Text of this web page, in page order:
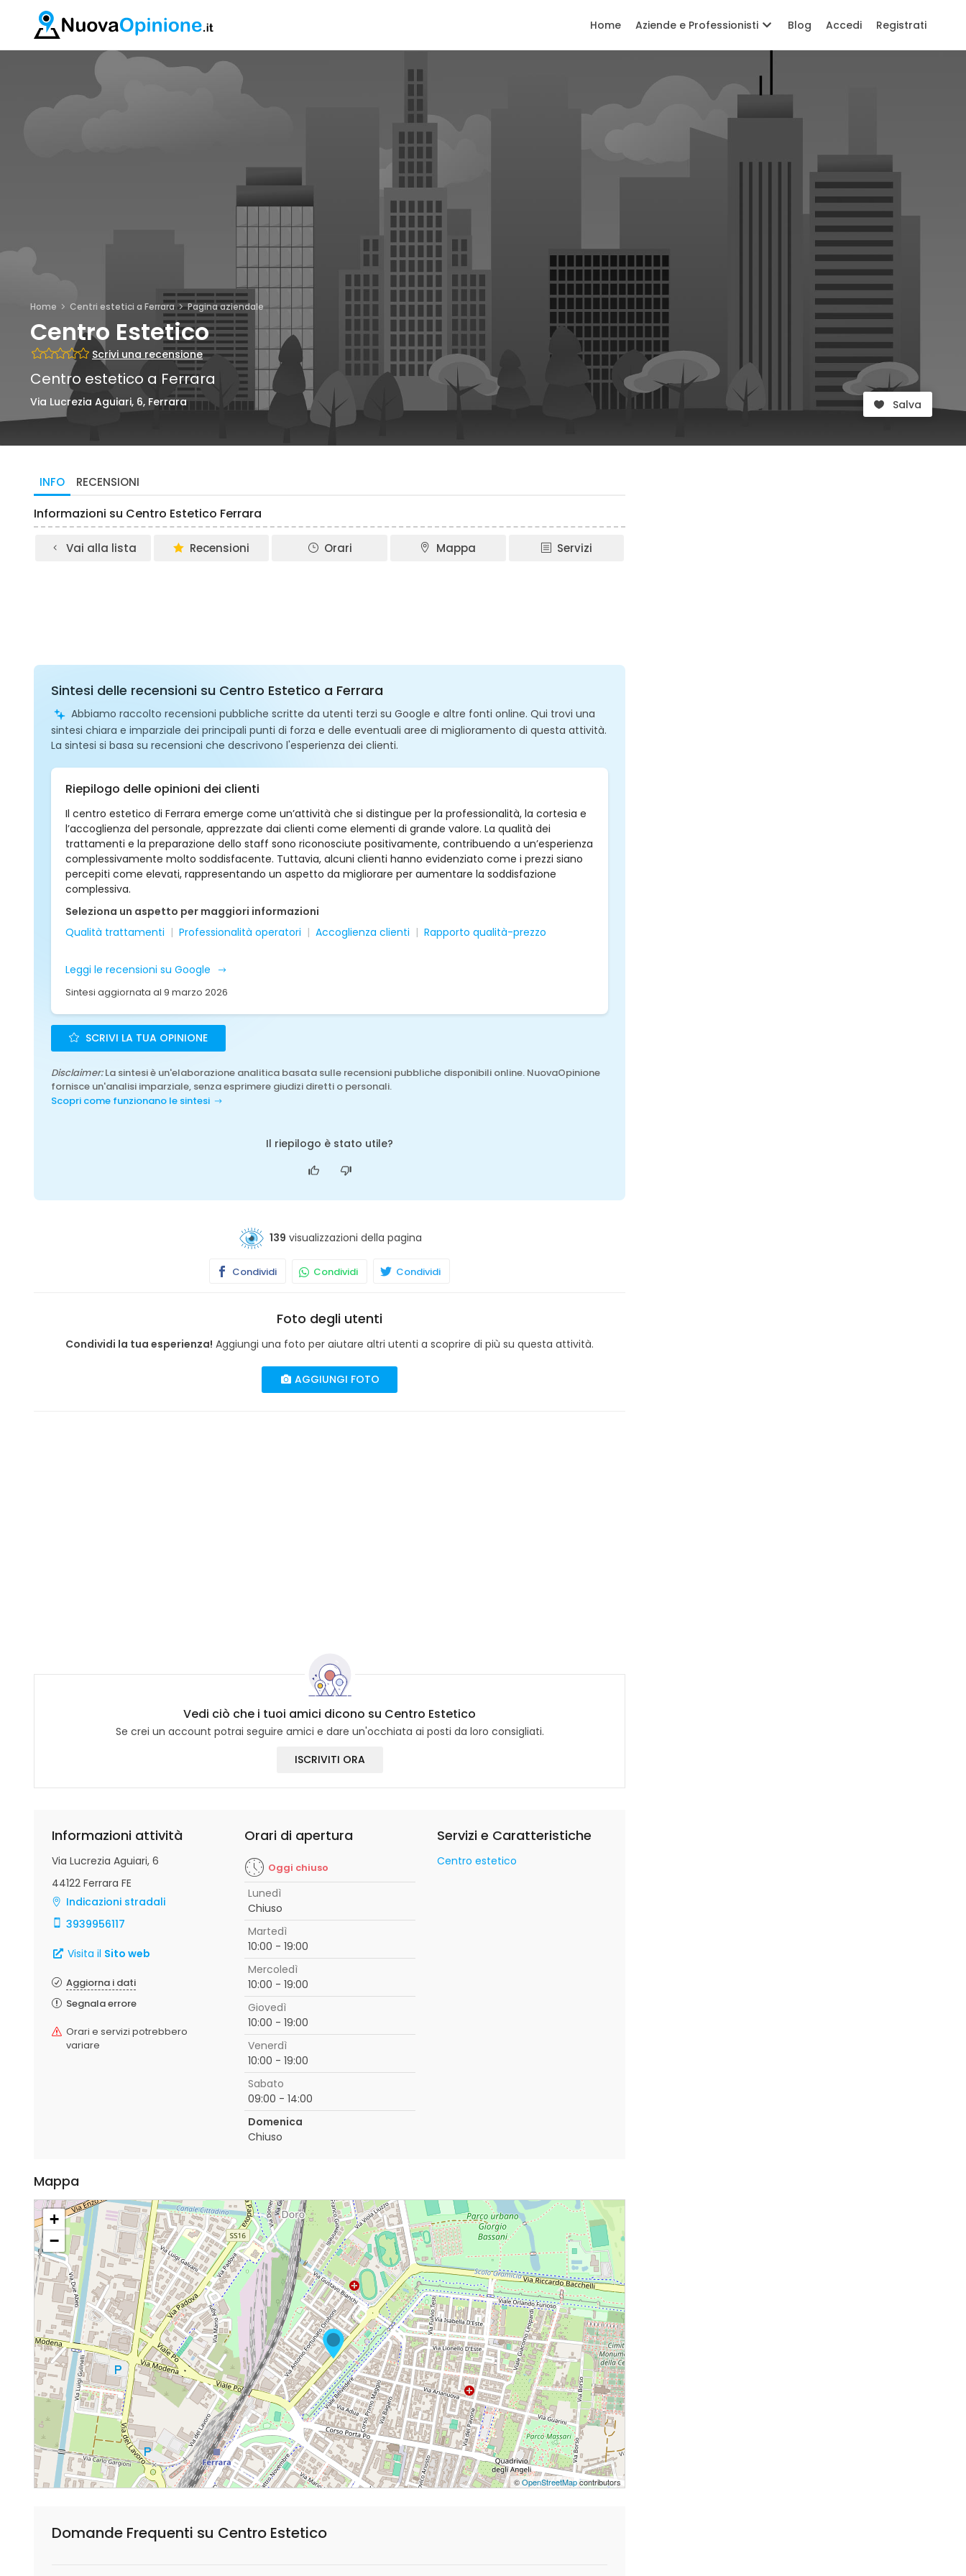
Home Aziende e Professionisti Blog Accedi Registrati
Home Centri estetici a Ferrara Pagina aziendale
Centro Estetico
Scrivi una recensione
Centro estetico a Ferrara
Via Lucrezia Aguiari, 6, Ferrara Salva
INFO RECENSIONI
Informazioni su Centro Estetico Ferrara
Vai alla lista Recensioni Orari Mappa Servizi
Sintesi delle recensioni su Centro Estetico a Ferrara
Abbiamo raccolto recensioni pubbliche scritte da utenti terzi su Google e altre fonti online. Qui trovi una
sintesi chiara e imparziale dei principali punti di forza e delle eventuali aree di miglioramento di questa attività.
La sintesi si basa su recensioni che descrivono l'esperienza dei clienti.
Riepilogo delle opinioni dei clienti
Il centro estetico di Ferrara emerge come un’attività che si distingue per la professionalità, la cortesia e
l’accoglienza del personale, apprezzate dai clienti come elementi di grande valore. La qualità dei
trattamenti e la preparazione dello staff sono riconosciute positivamente, contribuendo a un’esperienza
complessivamente molto soddisfacente. Tuttavia, alcuni clienti hanno evidenziato come i prezzi siano
percepiti come elevati, rappresentando un aspetto da migliorare per aumentare la soddisfazione
complessiva.
Seleziona un aspetto per maggiori informazioni
Qualità trattamenti
Professionalità operatori Accoglienza clienti Rapporto qualità-prezzo
Leggi le recensioni su Google
Sintesi aggiornata al 9 marzo 2026
SCRIVI LA TUA OPINIONE
Disclaimer:La sintesi è un'elaborazione analitica basata sulle recensioni pubbliche disponibili online. NuovaOpinione
fornisce un'analisi imparziale, senza esprimere giudizi diretti o personali.
Scopri come funzionano le sintesi
Il riepilogo è stato utile?
139 visualizzazioni della pagina
Condividi Condividi Condividi
Foto degli utenti
Condividi la tua esperienza! Aggiungi una foto per aiutare altri utenti a scoprire di più su questa attività.
AGGIUNGI FOTO
Vedi ciò che i tuoi amici dicono su Centro Estetico
Se crei un account potrai seguire amici e dare un'occhiata ai posti da loro consigliati.
ISCRIVITI ORA
Informazioni attività
Via Lucrezia Aguiari, 6
44122 Ferrara FE
Indicazioni stradali
3939956117
Visita il Sito web
Aggiorna i dati
Segnala errore
Orari e servizi potrebbero
variare
Orari di apertura
Oggi chiuso
Lunedì
Chiuso
Martedì
10:00 - 19:00
Mercoledì
10:00 - 19:00
Giovedì
10:00 - 19:00
Venerdì
10:00 - 19:00
Sabato
09:00 - 14:00
Domenica
Chiuso
Servizi e Caratteristiche
Centro estetico
Mappa
+
−
©OpenStreetMapcontributors
Domande Frequenti su Centro Estetico